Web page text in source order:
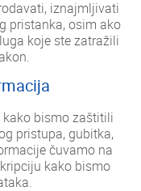
iznajmljivati
pristanka, osim ako
koje ste zatražili
kako bismo zaštitili
pristupa, gubitka,
čuvamo na
kako bismo